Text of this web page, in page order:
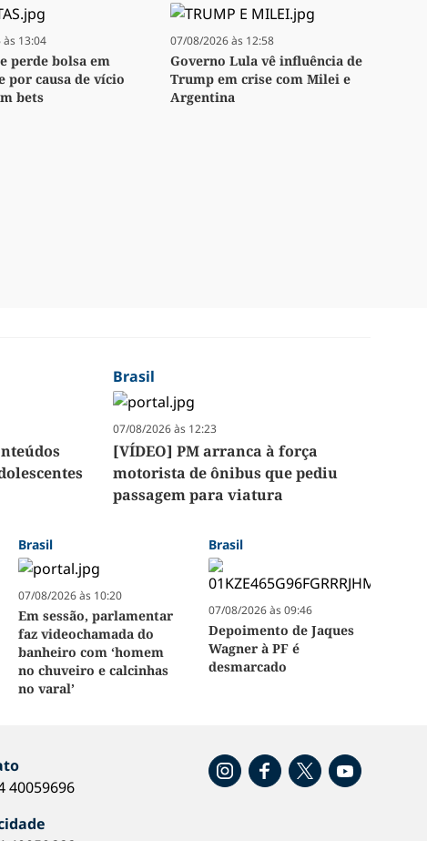
13:04
perde bolsa em
por causa de vício
bets
07/08/2026 às 12:58
Governo Lula vê influência de
Trump em crise com Milei e
Argentina
Brasil
07/08/2026 às 12:23
[VÍDEO] PM arranca à força
motorista de ônibus que pediu
passagem para viatura
Brasil
07/08/2026 às 10:20
Em sessão, parlamentar
faz videochamada do
banheiro com ‘homem
no chuveiro e calcinhas
no varal’
Brasil
07/08/2026 às 09:46
Depoimento de Jaques
Wagner à PF é
desmarcado
40059696